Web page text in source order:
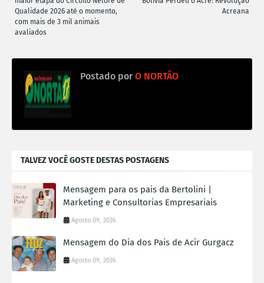
Acreana
Qualidade 2026 até o momento,
com mais de 3 mil animais
avaliados
Postado por O NORTÃO
TALVEZ VOCÊ GOSTE DESTAS POSTAGENS
Mensagem para os pais da Bertolini |
Marketing e Consultorias Empresariais
Agosto 09, 2026
Mensagem do Dia dos Pais de Acir Gurgacz
Agosto 09, 2026